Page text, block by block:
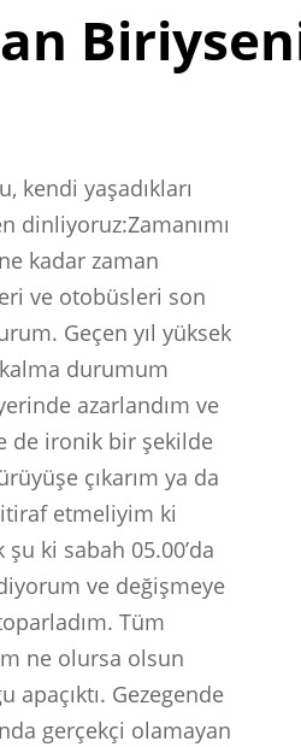
kendi yaşadıkları
dinliyoruz:Zamanımı
kadar zaman
ve otobüsleri son
Geçen yıl yüksek
durumum
azarlandım ve
de ironik bir şekilde
çıkarım ya da
itiraf etmeliyim ki
ki sabah 05.00’da
ve değişmeye
Tüm
ne olursa olsun
apaçıktı. Gezegende
gerçekçi olamayan